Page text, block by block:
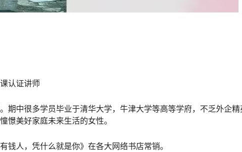
认证讲师
期中很多学员毕业于清华大学，牛津大学等高等学府，不乏外企
憬美好家庭未来生活的女性。
人，凭什么就是你》在各大网络书店常销。